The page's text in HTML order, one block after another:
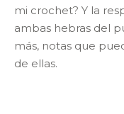
mi crochet? Y la
ambas hebras del
más, notas que
de ellas.